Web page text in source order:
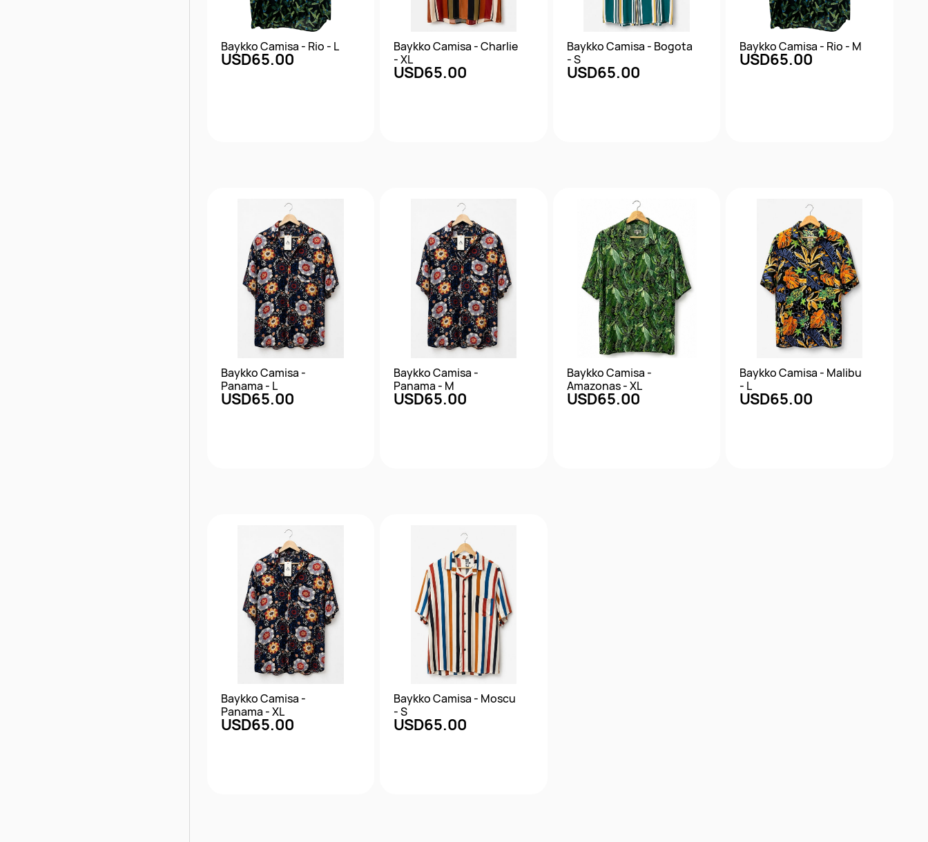
Baykko Camisa - Rio - L
USD65.00
Baykko Camisa - Charlie
- XL
USD65.00
Baykko Camisa - Bogota
- S
USD65.00
Baykko Camisa - Rio - M
USD65.00
Baykko Camisa -
Panama - L
USD65.00
Baykko Camisa -
Panama - M
USD65.00
Baykko Camisa -
Amazonas - XL
USD65.00
Baykko Camisa - Malibu
- L
USD65.00
Baykko Camisa -
Panama - XL
USD65.00
Baykko Camisa - Moscu
- S
USD65.00